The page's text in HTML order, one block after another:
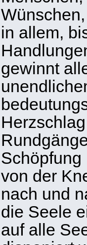
in allem,
gewinnt
Schöpfung
von der
nach und
die Seele
auf alle